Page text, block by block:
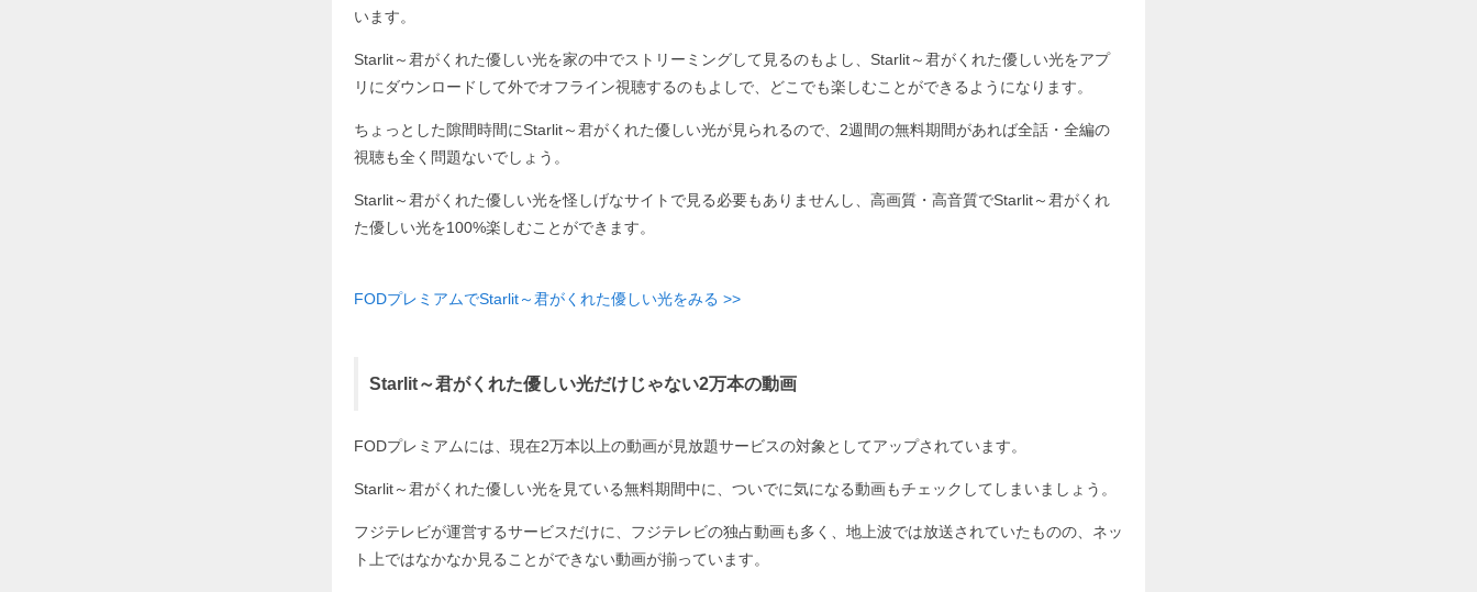
います。
Starlit～君がくれた優しい光を家の中でストリーミングして見るのもよし、Starlit～君がくれた優しい光をアプ
リにダウンロードして外でオフライン視聴するのもよしで、どこでも楽しむことができるようになります。
ちょっとした隙間時間にStarlit～君がくれた優しい光が見られるので、2週間の無料期間があれば全話・全編の
視聴も全く問題ないでしょう。
Starlit～君がくれた優しい光を怪しげなサイトで見る必要もありませんし、高画質・高音質でStarlit～君がくれ
た優しい光を100%楽しむことができます。
FODプレミアムでStarlit～君がくれた優しい光をみる >>
Starlit～君がくれた優しい光だけじゃない2万本の動画
FODプレミアムには、現在2万本以上の動画が見放題サービスの対象としてアップされています。
Starlit～君がくれた優しい光を見ている無料期間中に、ついでに気になる動画もチェックしてしまいましょう。
フジテレビが運営するサービスだけに、フジテレビの独占動画も多く、地上波では放送されていたものの、ネッ
ト上ではなかなか見ることができない動画が揃っています。